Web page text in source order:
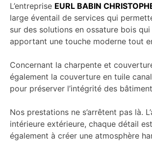
L’entreprise EURL BABIN
large éventail de services qui
sur des solutions en ossature bois
apportant une touche moderne tout
Concernant la charpente et
également la couverture en tuile
pour préserver l’intégrité des
Nos prestations ne s’arrêtent pas là.
intérieure extérieure, chaque détail
également à créer une atmosphère